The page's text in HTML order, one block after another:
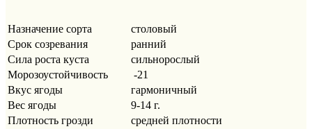
Назначение сорта
столовый
Срок созревания
ранний
Сила роста куста
сильнорослый
Морозоустойчивость
-21
Вкус ягоды
гармоничный
Вес ягоды
9-14 г.
Плотность грозди
средней плотности